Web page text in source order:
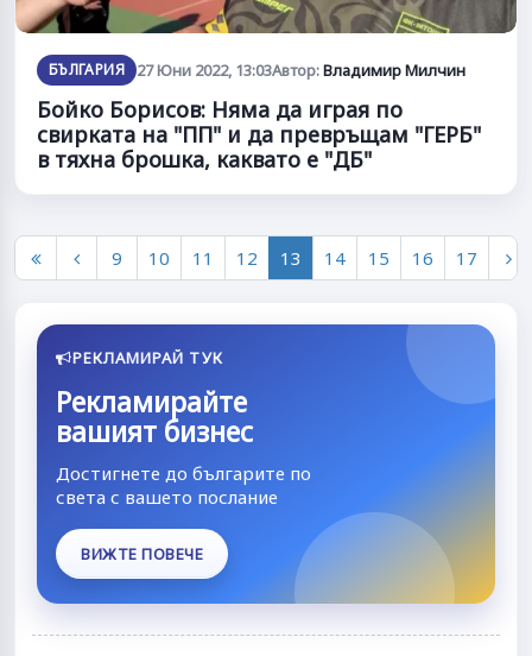
БЪЛГАРИЯ 27 Юни 2022, 13:03Автор:Владимир Милчин
Бойко Борисов: Няма да играя по
свирката на "ПП" и да превръщам "ГЕРБ"
в тяхна брошка, каквато е "ДБ"
9 10 11 12 13 14 15 16 17
РЕКЛАМИРАЙ ТУК
Рекламирайте
вашият бизнес
Достигнете до българите по
света с вашето послание
ВИЖТЕ ПОВЕЧЕ